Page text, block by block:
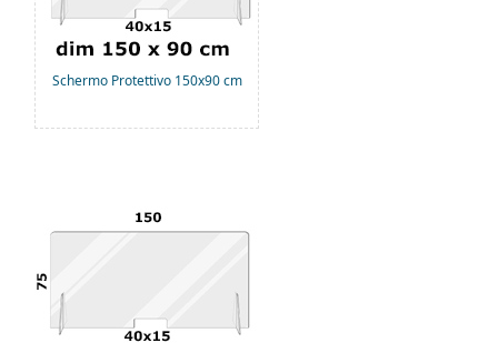
Schermo Protettivo 150x90 cm